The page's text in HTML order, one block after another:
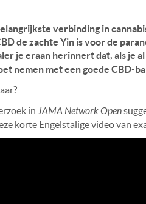
verbinding in
de zachte Yin is voor de
je eraan herinnert dat, als je
nemen met een goede CBD-
in JAMA Network Open
korte Engelstalige video van